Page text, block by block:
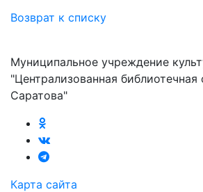
Возврат к списку
Муниципальное учреждение
"Централизованная
Саратова"
Карта сайта